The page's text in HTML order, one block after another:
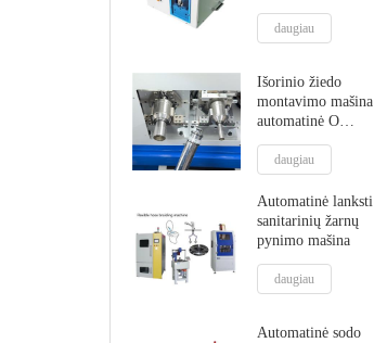
o žiedo
montavimo mašina
daugiau
Išorinio žiedo
montavimo mašina
automatinė O
mašina
daugiau
Automatinė lanksti
sanitarinių žarnų
pynimo mašina
daugiau
Automatinė sodo